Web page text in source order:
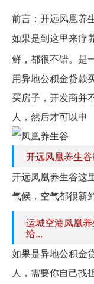
前言：开远风凰养
如果是到这里来疗
鲜，都很不错。是
用异地公积金贷款
买房子，开发商并
人，然后才可以申
开远风凰养生
开远凤凰养生谷这
气候，空气都很新
运城空港凤凰
给...
如果是异地公积金
人，需要你自己找